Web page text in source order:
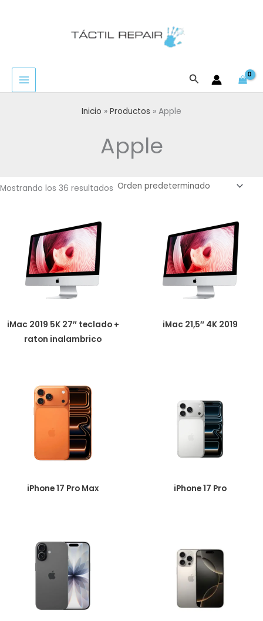
Buscar
Inicio Productos Apple
Apple
Mostrando los 36 resultados
iMac 2019 5K 27″ teclado +
raton inalambrico
iMac 21,5″ 4K 2019
iPhone 17 Pro Max iPhone 17 Pro